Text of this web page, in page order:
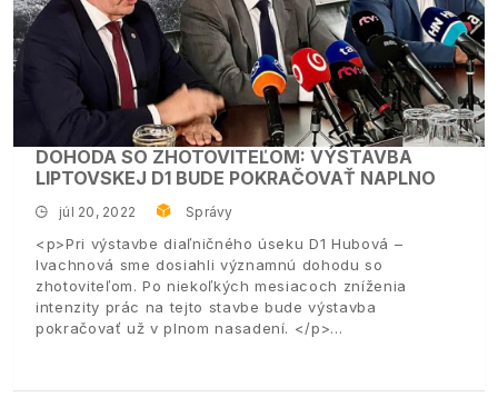
DOHODA SO ZHOTOVITEĽOM: VÝSTAVBA
LIPTOVSKEJ D1 BUDE POKRAČOVAŤ NAPLNO
júl 20, 2022 Správy
<p>Pri výstavbe diaľničného úseku D1 Hubová –
Ivachnová sme dosiahli významnú dohodu so
zhotoviteľom. Po niekoľkých mesiacoch zníženia
intenzity prác na tejto stavbe bude výstavba
pokračovať už v plnom nasadení. </p>